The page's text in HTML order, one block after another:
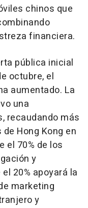
chinos que
financiera.
pública inicial
octubre, el
aumentado. La
una
recaudando más
de Hong Kong en
el 70% de los
y
20% apoyará la
marketing
y